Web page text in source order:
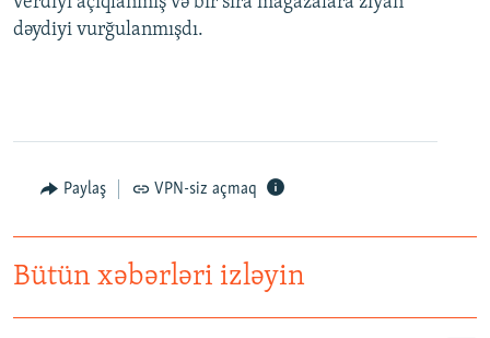
dəydiyi vurğulanmışdı.
Paylaş VPN-siz açmaq
Bütün xəbərləri izləyin